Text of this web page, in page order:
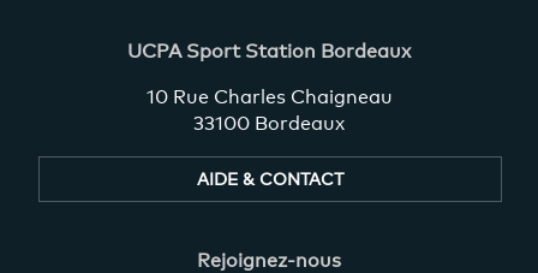
UCPA Sport Station Bordeaux
10 Rue Charles Chaigneau
33100 Bordeaux
AIDE & CONTACT
Rejoignez-nous